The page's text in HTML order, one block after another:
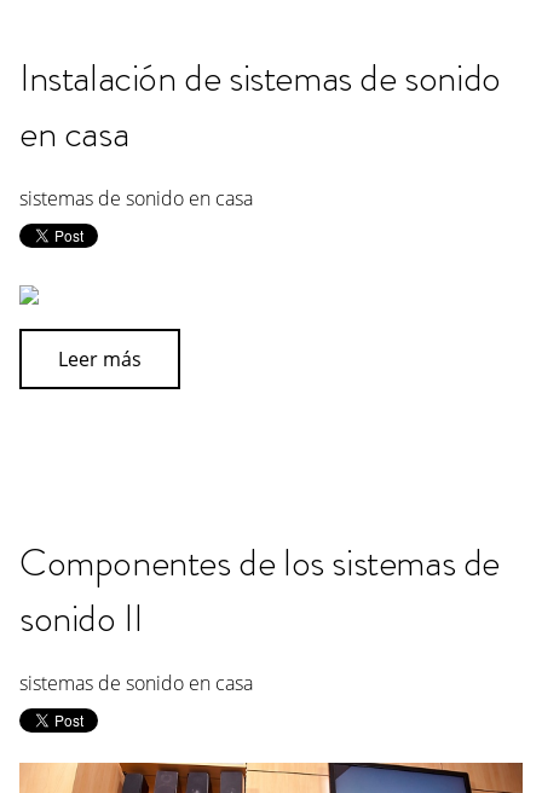
Instalación de sistemas de sonido
en casa
sistemas de sonido en casa
Leer más
Componentes de los sistemas de
sonido II
sistemas de sonido en casa